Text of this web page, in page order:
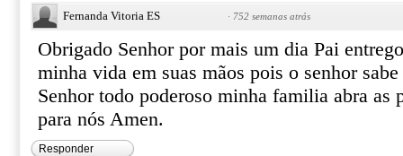
Fernanda Vitoria ES · 752 semanas atrás
Obrigado Senhor por mais um dia Pai
minha vida em suas mãos pois o senhor
Senhor todo poderoso minha familia abra as
para nós Amen.
Responder